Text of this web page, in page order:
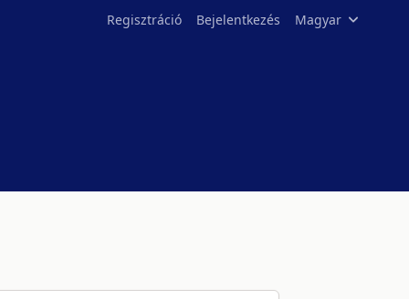
Regisztráció Bejelentkezés Magyar